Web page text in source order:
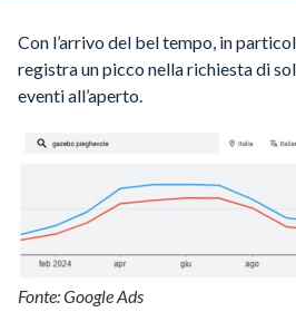
Con l’arrivo del bel tempo, in
registra un picco nella richiesta di
eventi all’aperto.
Fonte: Google Ads